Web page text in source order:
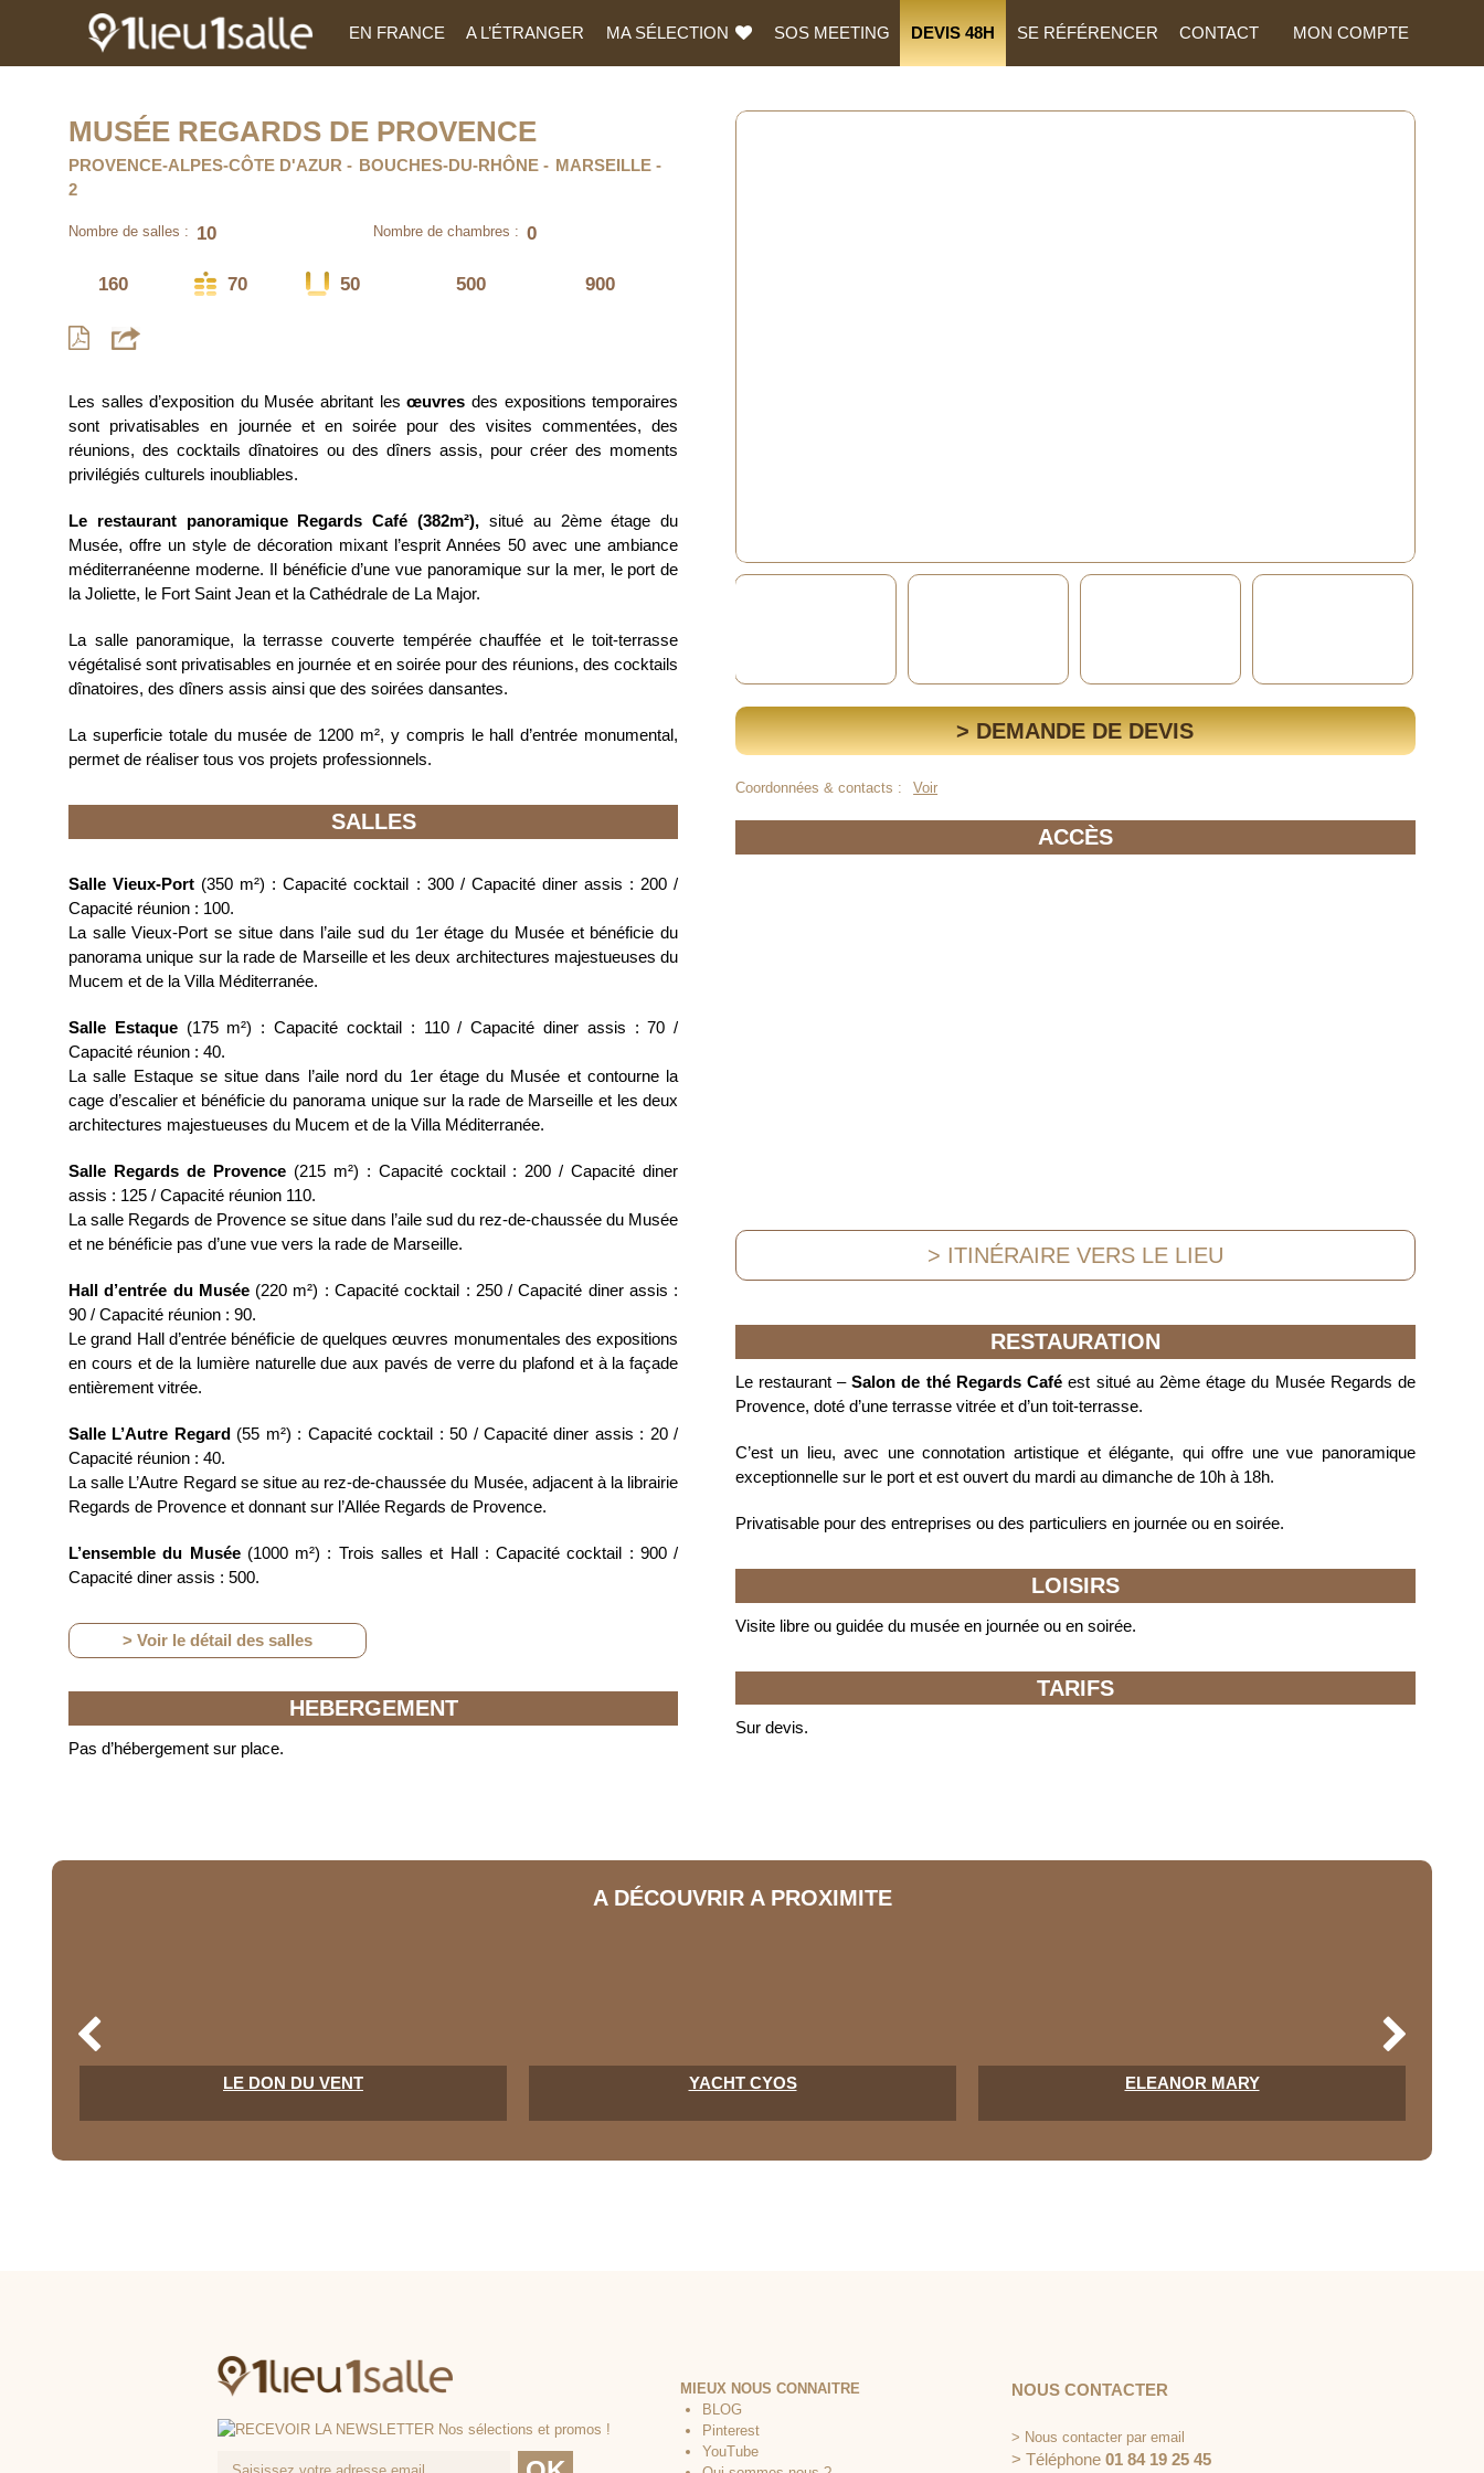
EN FRANCE A L’ÉTRANGER MA SÉLECTION SOS MEETING DEVIS 48H SE RÉFÉRENCER CONTACT MON COMPTE
MUSÉE REGARDS DE PROVENCE
PROVENCE-ALPES-CÔTE D'AZUR BOUCHES-DU-RHÔNE
MARSEILLE
2
Nombre de salles : 10 Nombre de chambres : 0
160 70 50 500 900
Les salles d’exposition du Musée abritant lesœuvres des expositions temporaires
sont privatisables en journée et en soirée pour des visites commentées, des
réunions, des cocktails dînatoires ou des dîners assis, pour créer des moments
privilégiés culturels inoubliables.
Le restaurant panoramique Regards Café (382m²), situé au 2ème étage du
Musée, offre un style de décoration mixant l’esprit Années 50 avec une ambiance
méditerranéenne moderne. Il bénéficie d’une vue panoramique sur la mer, le port de
la Joliette, le Fort Saint Jean et la Cathédrale de La Major.
La salle panoramique, la terrasse couverte tempérée chauffée et le toit-terrasse
végétalisé sont privatisables en journée et en soirée pour des réunions, des cocktails
dînatoires, des dîners assis ainsi que des soirées dansantes.
La superficie totale du musée de 1200 m², y compris le hall d’entrée monumental,
permet de réaliser tous vos projets professionnels.
SALLES
Salle Vieux-Port (350 m²) : Capacité cocktail : 300 / Capacité diner assis : 200 /
Capacité réunion : 100.
La salle Vieux-Port se situe dans l’aile sud du 1er étage du Musée et bénéficie du
panorama unique sur la rade de Marseille et les deux architectures majestueuses du
Mucem et de la Villa Méditerranée.
Salle Estaque(175 m²) : Capacité cocktail : 110 / Capacité diner assis : 70 /
Capacité réunion : 40.
La salle Estaque se situe dans l’aile nord du 1er étage du Musée et contourne la
cage d’escalier et bénéficie du panorama unique sur la rade de Marseille et les deux
architectures majestueuses du Mucem et de la Villa Méditerranée.
Salle Regards de Provence(215 m²) : Capacité cocktail : 200 / Capacité diner
assis : 125 / Capacité réunion 110.
La salle Regards de Provence se situe dans l’aile sud du rez-de-chaussée du Musée
et ne bénéficie pas d’une vue vers la rade de Marseille.
Hall d’entrée du Musée(220 m²) : Capacité cocktail : 250 / Capacité diner assis :
90 / Capacité réunion : 90.
Le grand Hall d’entrée bénéficie de quelques œuvres monumentales des expositions
en cours et de la lumière naturelle due aux pavés de verre du plafond et à la façade
entièrement vitrée.
Salle L’Autre Regard(55 m²) : Capacité cocktail : 50 / Capacité diner assis : 20 /
Capacité réunion : 40.
La salle L’Autre Regard se situe au rez-de-chaussée du Musée, adjacent à la librairie
Regards de Provence et donnant sur l’Allée Regards de Provence.
L’ensemble du Musée (1000 m²) : Trois salles et Hall : Capacité cocktail : 900 /
Capacité diner assis : 500.
> Voir le détail des salles
HEBERGEMENT
Pas d’hébergement sur place.
> DEMANDE DE DEVIS
Coordonnées & contacts : Voir
ACCÈS
> ITINÉRAIRE VERS LE LIEU
RESTAURATION
Le restaurant –Salon de thé Regards Café est situé au 2ème étage du Musée Regards de
Provence, doté d’une terrasse vitrée et d’un toit-terrasse.
C’est un lieu, avec une connotation artistique et élégante, qui offre une vue panoramique
exceptionnelle sur le port et est ouvert du mardi au dimanche de 10h à 18h.
Privatisable pour des entreprises ou des particuliers en journée ou en soirée.
LOISIRS
Visite libre ou guidée du musée en journée ou en soirée.
TARIFS
Sur devis.
A DÉCOUVRIR A PROXIMITE
LE DON DU VENT YACHT CYOS ELEANOR MARY
MIEUX NOUS CONNAITRE
BLOG
Pinterest
YouTube
NOUS CONTACTER
> Nous contacter par email
> Téléphone 01 84 19 25 45